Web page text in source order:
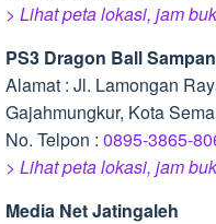
> Lihat peta lokasi, jam
PS3 Dragon Ball
Alamat : Jl. Lamongan
Gajahmungkur, Kota
No. Telpon : 0895-3865-
> Lihat peta lokasi, jam
Media Net Jatingaleh